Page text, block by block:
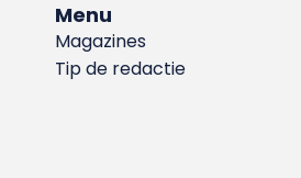
Menu
Magazines
Tip de redactie